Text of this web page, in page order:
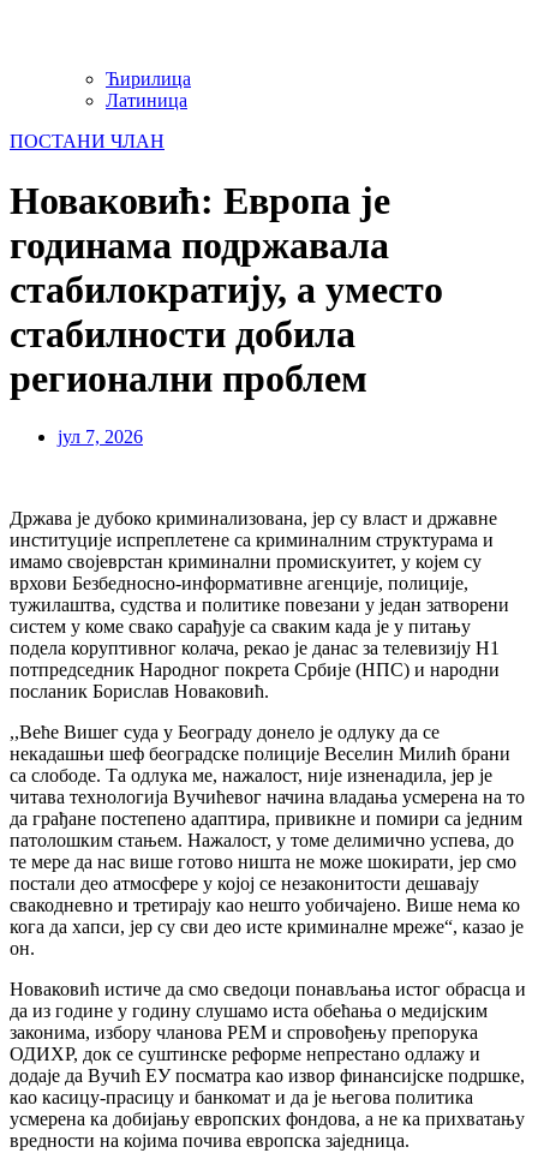
Ћирилица
Латиница
ПОСТАНИ ЧЛАН
Новаковић: Европа је
годинама подржавала
стабилократију, а уместо
стабилности добила
регионални проблем
јул 7, 2026
Држава је дубоко криминализована, јер су власт и државне
институције испреплетене са криминалним структурама и
имамо својеврстан криминални промискуитет, у којем су
врхови Безбедносно-информативне агенције, полиције,
тужилаштва, судства и политике повезани у један затворени
систем у коме свако сарађује са сваким када је у питању
подела коруптивног колача, рекао је данас за телевизију Н1
потпредседник Народног покрета Србије (НПС) и народни
посланик Борислав Новаковић.
,,Веће Вишег суда у Београду донело је одлуку да се
некадашњи шеф београдске полиције Веселин Милић брани
са слободе. Та одлука ме, нажалост, није изненадила, јер је
читава технологија Вучићевог начина владања усмерена на то
да грађане постепено адаптира, привикне и помири са једним
патолошким стањем. Нажалост, у томе делимично успева, до
те мере да нас више готово ништа не може шокирати, јер смо
постали део атмосфере у којој се незаконитости дешавају
свакодневно и третирају као нешто уобичајено. Више нема ко
кога да хапси, јер су сви део исте криминалне мреже“, казао је
он.
Новаковић истиче да смо сведоци понављања истог обрасца и
да из године у годину слушамо иста обећања о медијским
законима, избору чланова РЕМ и спровођењу препорука
ОДИХР, док се суштинске реформе непрестано одлажу и
додаје да Вучић ЕУ посматра као извор финансијске подршке,
као касицу-прасицу и банкомат и да је његова политика
усмерена ка добијању европских фондова, а не ка прихватању
вредности на којима почива европска заједница.